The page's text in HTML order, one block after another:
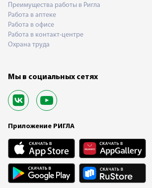
Преимущества работы в Ригла
Работа в аптеке
Работа в офисе
Работа в контакт-центре
Охрана труда
Мы в социальных сетях
Приложение РИГЛА